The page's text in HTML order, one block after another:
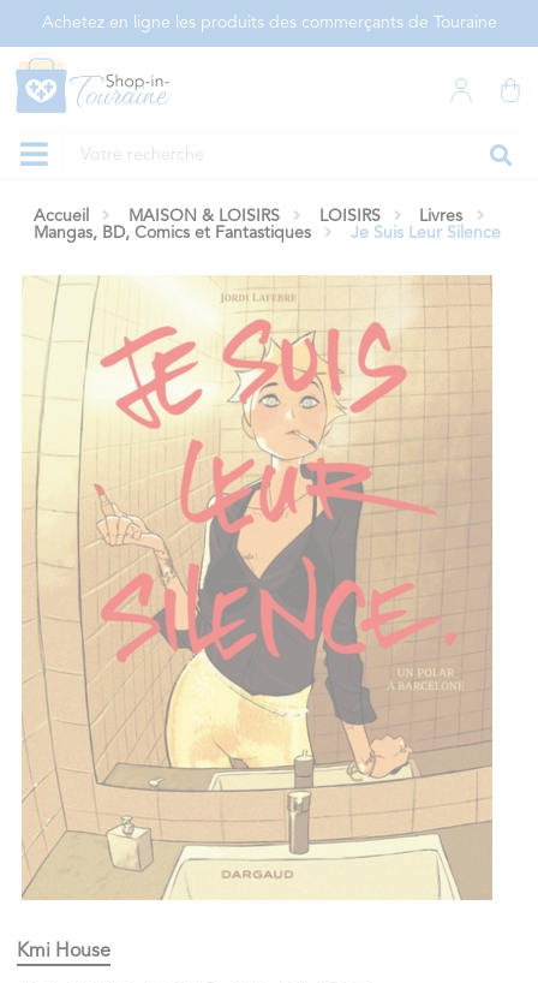
Achetez en ligne les produits des commerçants de Touraine
Accueil MAISON & LOISIRS LOISIRS
Livres
Mangas, BD, Comics et Fantastiques
Je Suis Leur Silence
Kmi House
Panneau de gestion des cookies